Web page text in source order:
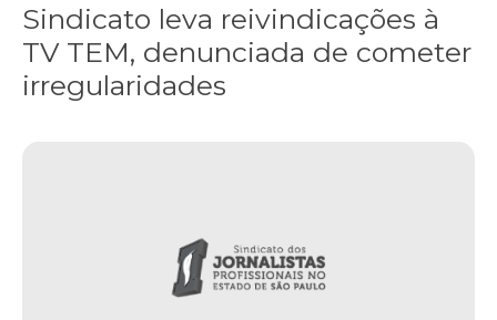
Sindicato leva reivindicações à
TV TEM, denunciada de cometer
irregularidades